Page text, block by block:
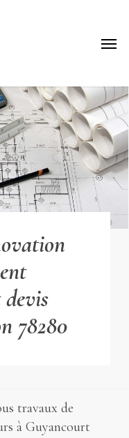
Menu
78280
travaux de
à Guyancourt